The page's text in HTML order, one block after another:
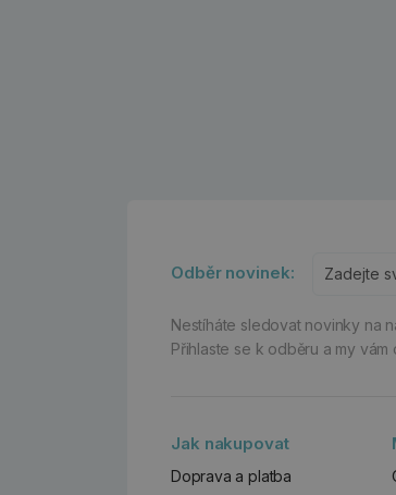
Odběr novinek:
Nestíháte sledovat novinky na
Přihlaste se k odběru a my
Jak nakupovat
Doprava a platba